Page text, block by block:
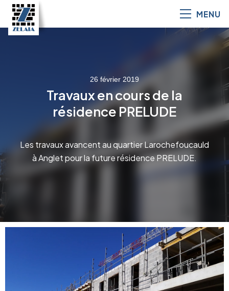
MENU
Travaux en cours de la
résidence PRELUDE
26 février 2019
Les travaux avancent au quartier Larochefoucauld
à Anglet pour la future résidence PRELUDE.